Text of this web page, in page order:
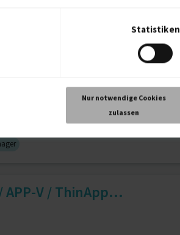
Statistiken
Nur notwendige Cookies
zulassen
SCCM Softwa...
APP-V / ThinApp...